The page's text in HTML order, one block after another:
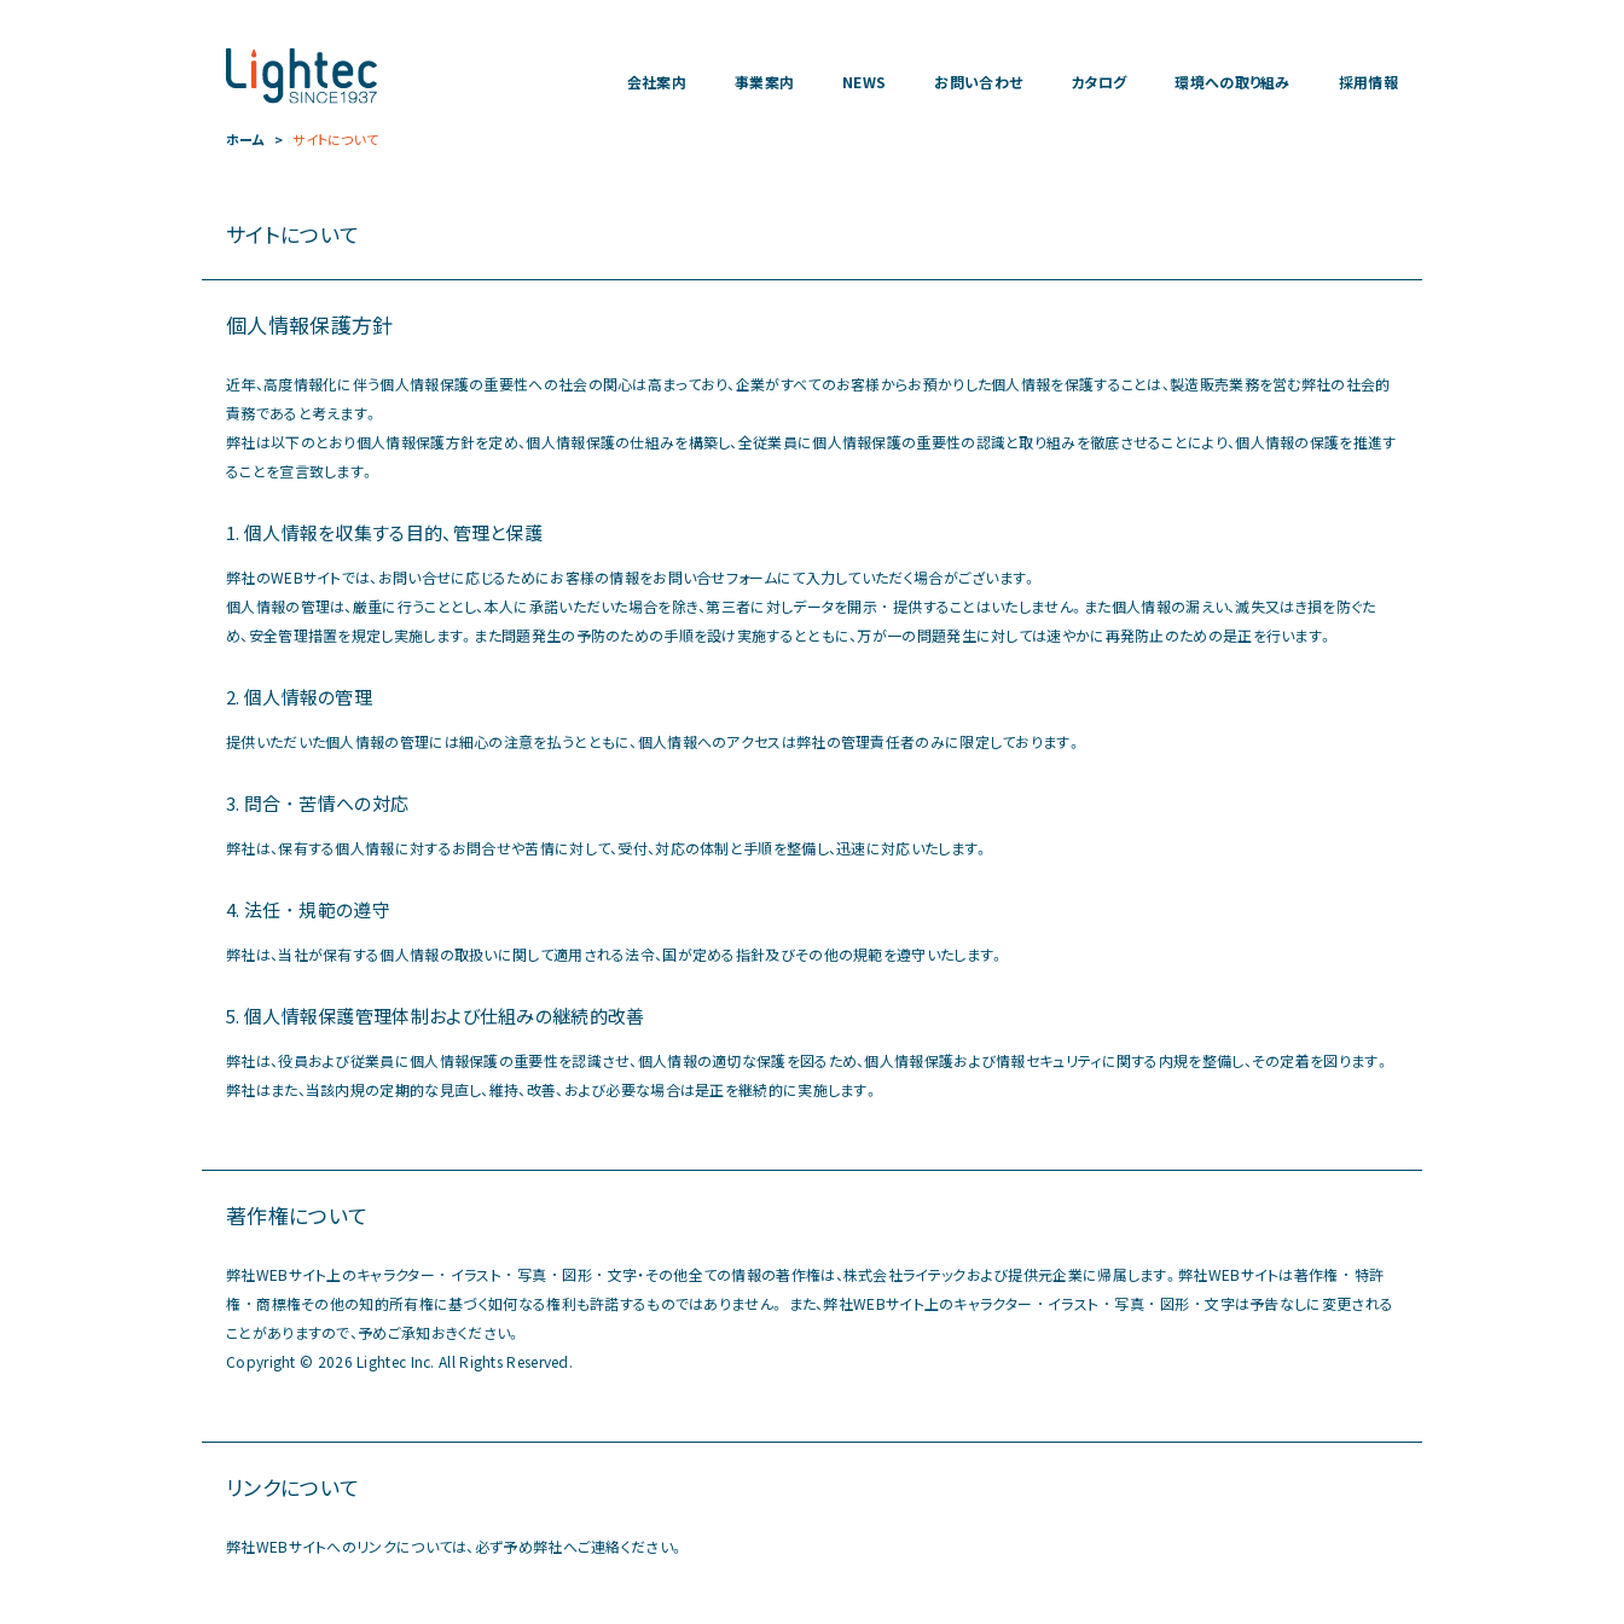
会社案内 事業案内 NEWS お問い合わせ カタログ 環境への取り組み 採用情報
ホーム サイトについて
サイトについて
個人情報保護方針
近年、高度情報化に伴う個人情報保護の重要性への社会の関心は高まっており、企業がすべてのお客様からお預かりした個人情報を保護することは、製造販売業務を営む弊社の社会的
責務であると考えます。
弊社は以下のとおり個人情報保護方針を定め、個人情報保護の仕組みを構築し、全従業員に個人情報保護の重要性の認識と取り組みを徹底させることにより、個人情報の保護を推進す
ることを宣言致します。
1. 個人情報を収集する目的、管理と保護
弊社のWEBサイトでは、お問い合せに応じるためにお客様の情報をお問い合せフォームにて入力していただく場合がございます。
個人情報の管理は、厳重に行うこととし、本人に承諾いただいた場合を除き、第三者に対しデータを開示 ･ 提供することはいたしません。また個人情報の漏えい、滅失又はき損を防ぐた
め、安全管理措置を規定し実施します。また問題発生の予防のための手順を設け実施するとともに、万が一の問題発生に対しては速やかに再発防止のための是正を行います。
2. 個人情報の管理
提供いただいた個人情報の管理には細心の注意を払うとともに、個人情報へのアクセスは弊社の管理責任者のみに限定しております。
3. 問合 ･ 苦情への対応
弊社は、保有する個人情報に対するお問合せや苦情に対して、受付、対応の体制と手順を整備し、迅速に対応いたします。
4. 法任 ･ 規範の遵守
弊社は、当社が保有する個人情報の取扱いに関して適用される法令、国が定める指針及びその他の規範を遵守いたします。
5. 個人情報保護管理体制および仕組みの継続的改善
弊社は、役員および従業員に個人情報保護の重要性を認識させ、個人情報の適切な保護を図るため、個人情報保護および情報セキュリティに関する内規を整備し、その定着を図ります。
弊社はまた、当該内規の定期的な見直し、維持、改善、および必要な場合は是正を継続的に実施します。
著作権について
弊社WEBサイト上のキャラクター ･ イラスト ･ 写真 ･ 図形 ･ 文字・その他全ての情報の著作権は、株式会社ライテックおよび提供元企業に帰属します。弊社WEBサイトは著作権 ･ 特許
権 ･ 商標権その他の知的所有権に基づく如何なる権利も許諾するものではありません。 また、弊社WEBサイト上のキャラクター ･ イラスト ･ 写真 ･ 図形 ･ 文字は予告なしに変更される
ことがありますので、予めご承知おきください。
Copyright © 2026 Lightec Inc. All Rights Reserved.
リンクについて
弊社WEBサイトへのリンクについては、必ず予め弊社へご連絡ください。